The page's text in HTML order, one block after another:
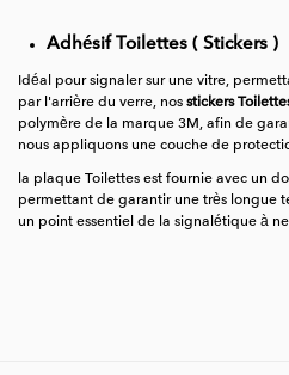
Adhésif Toilettes ( Stickers )
Idéal pour signaler sur une vitre,
par l'arrière du verre, nos stickers
polymère de la marque 3M, afin de
nous appliquons une couche de
la plaque Toilettes est fournie avec un
permettant de garantir une très longue
un point essentiel de la signalétique à